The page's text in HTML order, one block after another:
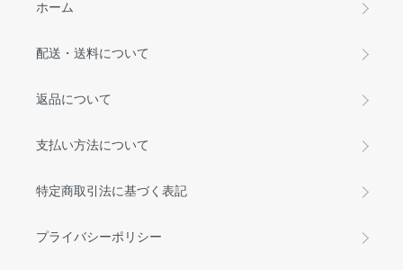
ホーム
配送・送料について
返品について
支払い方法について
特定商取引法に基づく表記
プライバシーポリシー